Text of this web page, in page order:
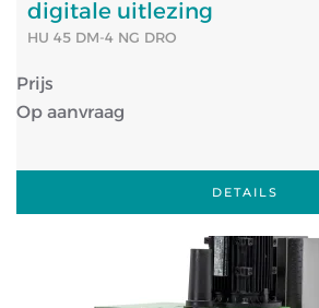
digitale uitlezing
HU 45 DM-4 NG DRO
Prijs
Op aanvraag
DETAILS